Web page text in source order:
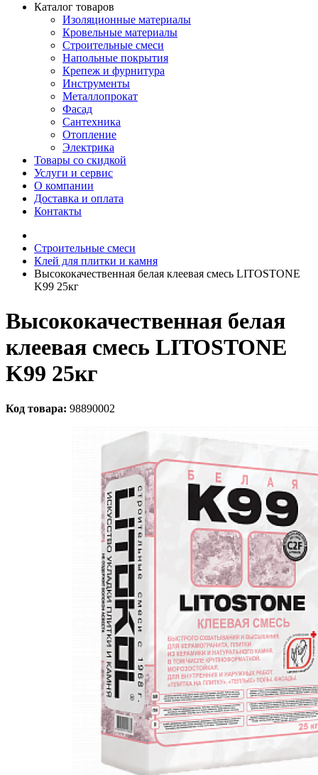
Каталог товаров
Изоляционные материалы
Кровельные материалы
Строительные смеси
Напольные покрытия
Крепеж и фурнитура
Инструменты
Металлопрокат
Фасад
Сантехника
Отопление
Электрика
Товары со скидкой
Услуги и сервис
О компании
Доставка и оплата
Контакты
Строительные смеси
Клей для плитки и камня
Высококачественная белая клеевая смесь LITOSTONE
K99 25кг
Высококачественная белая
клеевая смесь LITOSTONE
K99 25кг
Код товара: 98890002